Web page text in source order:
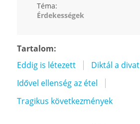
Téma:
Érdekességek
Tartalom:
Eddig is létezett
Diktál a divat
Idővel ellenség az étel
Tragikus következmények